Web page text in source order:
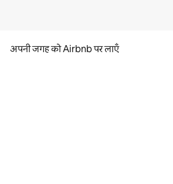
अपनी जगह को Airbnb पर लाएँ